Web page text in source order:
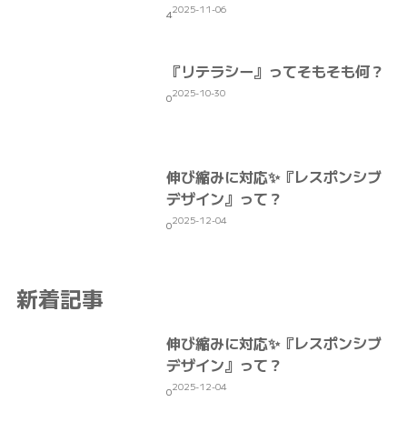
42025-11-06
『リテラシー』ってそもそも何？
02025-10-30
伸び縮みに対応✨『レスポンシブ
デザイン』って？
02025-12-04
新着記事
伸び縮みに対応✨『レスポンシブ
デザイン』って？
02025-12-04